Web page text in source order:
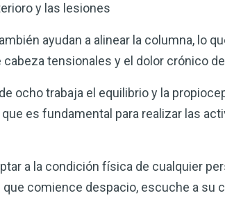
y las lesiones
ayudan a alinear la columna, lo
tensionales y el dolor crónico
ocho trabaja el equilibrio y la
es fundamental para realizar las
a la condición física de cualquier
comience despacio, escuche a su